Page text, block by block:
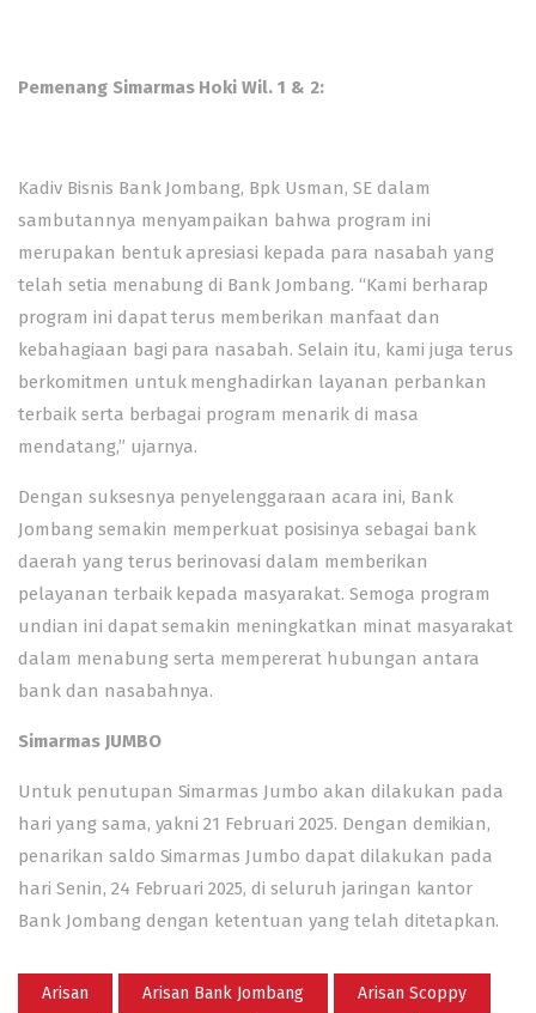
Pemenang Simarmas Hoki Wil. 1 & 2:
Kadiv Bisnis Bank Jombang, Bpk Usman, SE dalam
sambutannya menyampaikan bahwa program ini
merupakan bentuk apresiasi kepada para nasabah yang
telah setia menabung di Bank Jombang. “Kami berharap
program ini dapat terus memberikan manfaat dan
kebahagiaan bagi para nasabah. Selain itu, kami juga terus
berkomitmen untuk menghadirkan layanan perbankan
terbaik serta berbagai program menarik di masa
mendatang,” ujarnya.
Dengan suksesnya penyelenggaraan acara ini, Bank
Jombang semakin memperkuat posisinya sebagai bank
daerah yang terus berinovasi dalam memberikan
pelayanan terbaik kepada masyarakat. Semoga program
undian ini dapat semakin meningkatkan minat masyarakat
dalam menabung serta mempererat hubungan antara
bank dan nasabahnya.
Simarmas JUMBO
Untuk penutupan Simarmas Jumbo akan dilakukan pada
hari yang sama, yakni 21 Februari 2025. Dengan demikian,
penarikan saldo Simarmas Jumbo dapat dilakukan pada
hari Senin, 24 Februari 2025, di seluruh jaringan kantor
Bank Jombang dengan ketentuan yang telah ditetapkan.
Arisan Arisan Bank Jombang Arisan Scoppy